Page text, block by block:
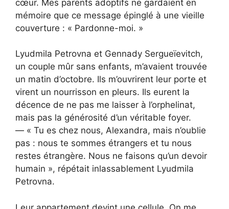
cœur. Mes parents adoptifs ne gardaient en
mémoire que ce message épinglé à une vieille
couverture : « Pardonne-moi. »
Lyudmila Petrovna et Gennady Sergueïevitch,
un couple mûr sans enfants, m’avaient trouvée
un matin d’octobre. Ils m’ouvrirent leur porte et
virent un nourrisson en pleurs. Ils eurent la
décence de ne pas me laisser à l’orphelinat,
mais pas la générosité d’un véritable foyer.
— « Tu es chez nous, Alexandra, mais n’oublie
pas : nous te sommes étrangers et tu nous
restes étrangère. Nous ne faisons qu’un devoir
humain », répétait inlassablement Lyudmila
Petrovna.